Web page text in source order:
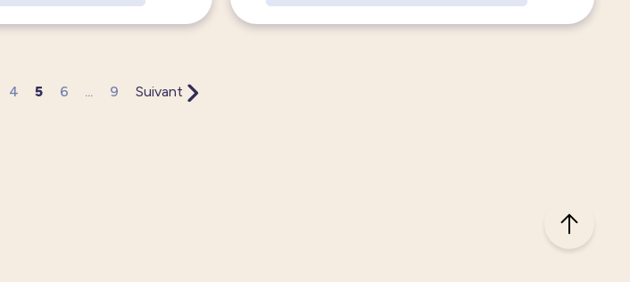
4 5 6 ... 9 Suivant